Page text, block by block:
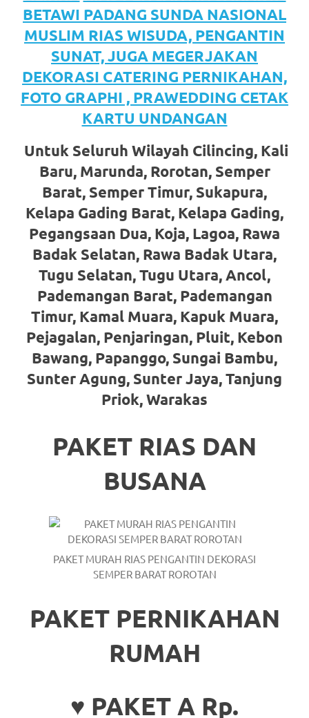
here
replica
watches.
replica
watches.
Hours
Online
replica
rolex.
Discover
More
Here
loanswatches.com.
replica
watches.
watches.
BETAWI PADANG SUNDA NASIONAL
MUSLIM RIAS WISUDA, PENGANTIN
SUNAT, JUGA MEGERJAKAN
DEKORASI CATERING PERNIKAHAN,
FOTO GRAPHI , PRAWEDDING CETAK
KARTU UNDANGAN
Untuk Seluruh Wilayah Cilincing, Kali
Baru, Marunda, Rorotan, Semper
Barat, Semper Timur, Sukapura,
Kelapa Gading Barat, Kelapa Gading,
Pegangsaan Dua, Koja, Lagoa, Rawa
Badak Selatan, Rawa Badak Utara,
Tugu Selatan, Tugu Utara, Ancol,
Pademangan Barat, Pademangan
Timur, Kamal Muara, Kapuk Muara,
Pejagalan, Penjaringan, Pluit, Kebon
Bawang, Papanggo, Sungai Bambu,
Sunter Agung, Sunter Jaya, Tanjung
Priok, Warakas
PAKET RIAS DAN
BUSANA
PAKET MURAH RIAS PENGANTIN DEKORASI
SEMPER BARAT ROROTAN
PAKET PERNIKAHAN
RUMAH
♥ PAKET A Rp.